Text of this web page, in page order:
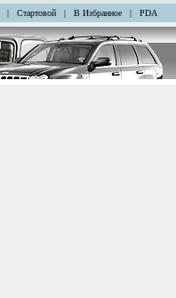
| Стартовой | В Избранное | PDA